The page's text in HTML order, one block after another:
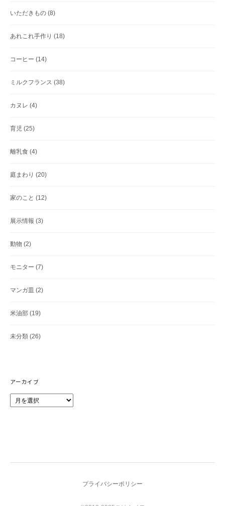
いただきもの (8)
あれこれ手作り (18)
コーヒー (14)
ミルクフランス (38)
カヌレ (4)
育児 (25)
離乳食 (4)
庭まわり (20)
家のこと (12)
展示情報 (3)
動物 (2)
モニター (7)
マンガ皿 (2)
米油部 (19)
未分類 (26)
アーカイブ
ー
プライバシーポリシー